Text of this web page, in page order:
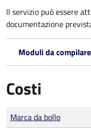
Il servizio può essere
documentazione
Moduli da
Costi
Tipo di pagamento
Importo
Marca da bollo